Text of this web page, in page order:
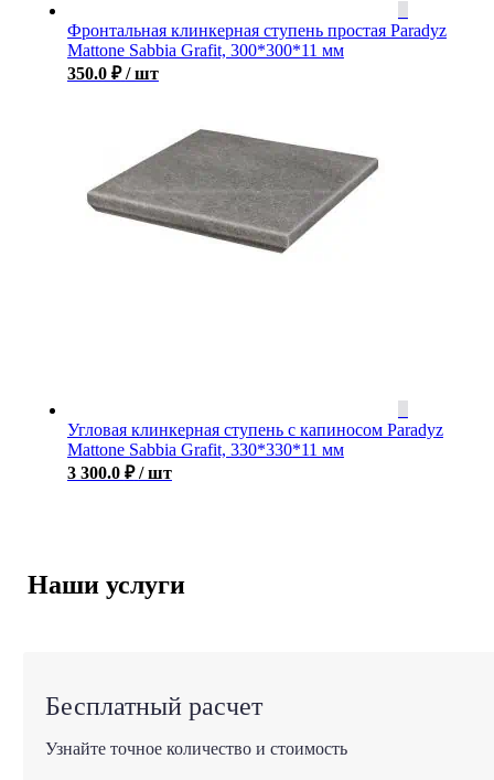
Фронтальная клинкерная ступень простая Paradyz
Mattone Sabbia Grafit, 300*300*11 мм
350.0 ₽ / шт
Угловая клинкерная ступень с капиносом Paradyz
Mattone Sabbia Grafit, 330*330*11 мм
3 300.0 ₽ / шт
Наши услуги
Бесплатный расчет
Узнайте точное количество и стоимость